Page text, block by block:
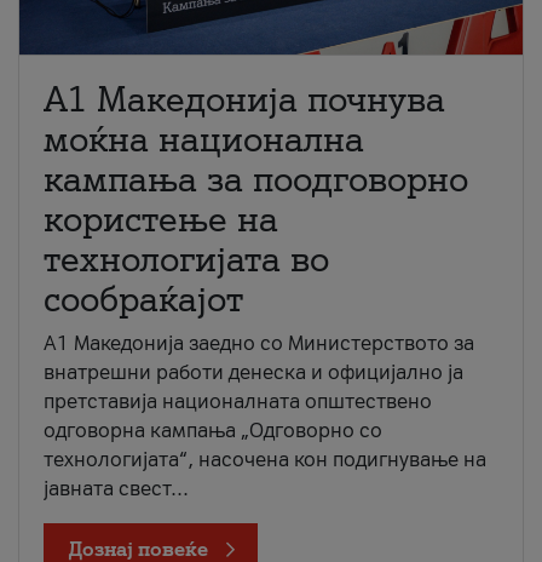
A1 Македонија почнува
моќна национална
кампања за поодговорно
користење на
технологијата во
сообраќајот
A1 Македонија заедно со Министерството за
внатрешни работи денеска и официјално ја
претставија националната општествено
одговорна кампања „Одговорно со
технологијата“, насочена кон подигнување на
јавната свест...
Дознај повеќе